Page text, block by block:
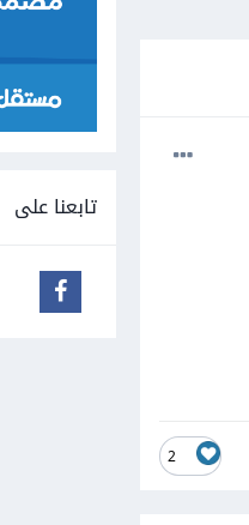
2
تابعنا على